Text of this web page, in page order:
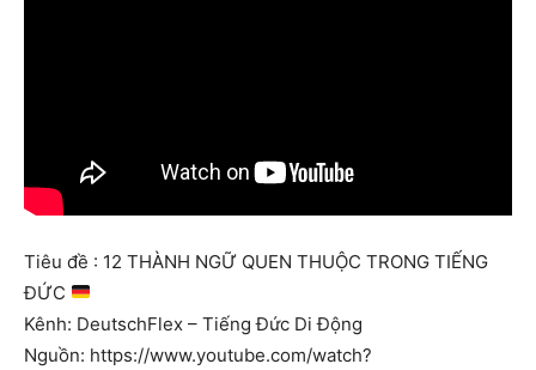
Tiêu đề : 12 THÀNH NGỮ QUEN THUỘC TRONG TIẾNG
ĐỨC
Kênh: DeutschFlex – Tiếng Đức Di Động
Nguồn: https://www.youtube.com/watch?